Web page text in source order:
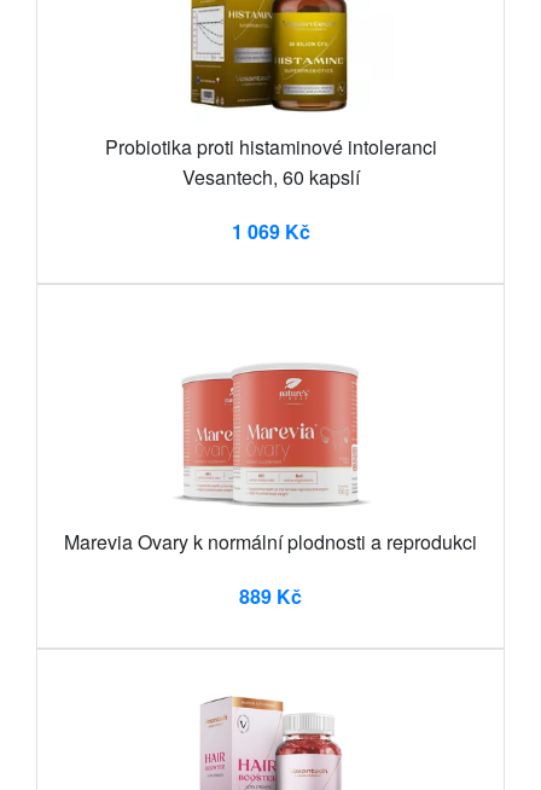
Probiotika proti histaminové intoleranci
Vesantech, 60 kapslí
1 069 Kč
Marevia Ovary k normální plodnosti a reprodukci
889 Kč